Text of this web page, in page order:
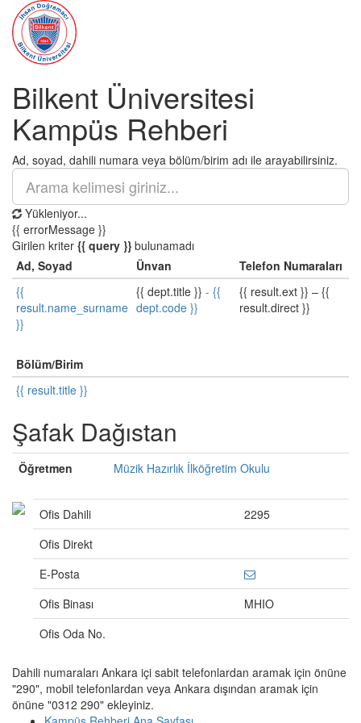
Bilkent Üniversitesi
Kampüs Rehberi
Ad, soyad, dahili numara veya bölüm/birim adı ile arayabilirsiniz.
Yükleniyor...
{{ errorMessage }}
Girilen kriter {{ query }} bulunamadı
Ad, Soyad
Ünvan
Telefon Numaraları
{{
result.name_surname
}}
{{ dept.title }} - {{
dept.code }}
{{ result.ext }} – {{
result.direct }}
Bölüm/Birim
{{ result.title }}
Şafak Dağıstan
Öğretmen Müzik Hazırlık İlköğretim Okulu
Ofis Dahili
2295
Ofis Direkt
E-Posta
Ofis Binası
MHIO
Ofis Oda No.
Dahili numaraları Ankara içi sabit telefonlardan aramak için önüne
"290", mobil telefonlardan veya Ankara dışından aramak için
önüne "0312 290" ekleyiniz.